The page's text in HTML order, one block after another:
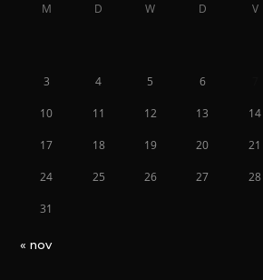
M D W D V
3 4 5 6
10 11 12 13 14
17 18 19 20 21
24 25 26 27 28
31
« nov